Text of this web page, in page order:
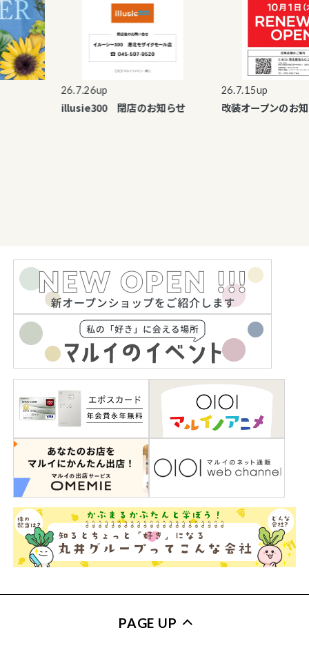
26.7.26up
illusie300 閉店のお知らせ
26.7.15up
改装オープンのお知ら
PAGE UP